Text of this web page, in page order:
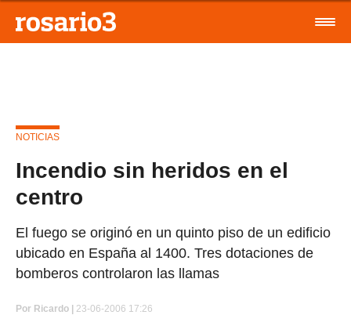
NOTICIAS
Incendio sin heridos en el
centro
El fuego se originó en un quinto piso de un edificio
ubicado en España al 1400. Tres dotaciones de
bomberos controlaron las llamas
Por Ricardo | 23-06-2006 17:26